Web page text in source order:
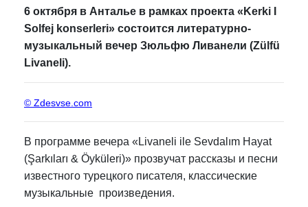
6 октября в Анталье в рамках проекта «Kerki I
Solfej konserleri» состоится литературно-
музыкальный вечер Зюльфю Ливанели (Zülfü
Livaneli).
© Zdesvse.com
В программе вечера «Livaneli ile Sevdalım Hayat
(Şarkıları & Öyküleri)» прозвучат рассказы и песни
известного турецкого писателя, классические
музыкальные произведения.